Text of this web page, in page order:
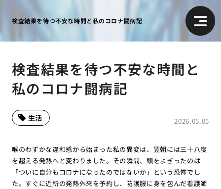
検査結果を待つ不安な時間と私のコロナ闘病記
検査結果を待つ不安な時間と
私のコロナ闘病記
2026.05.05
生活
喉のわずかな違和感から始まった私の異変は、翌朝には三十八度
を超える発熱へと変わりました。その瞬間、頭をよぎったのは
「ついに自分もコロナになったのではないか」という恐怖でし
た。すぐに近所の発熱外来を予約し、防護服に身を包んだ看護師